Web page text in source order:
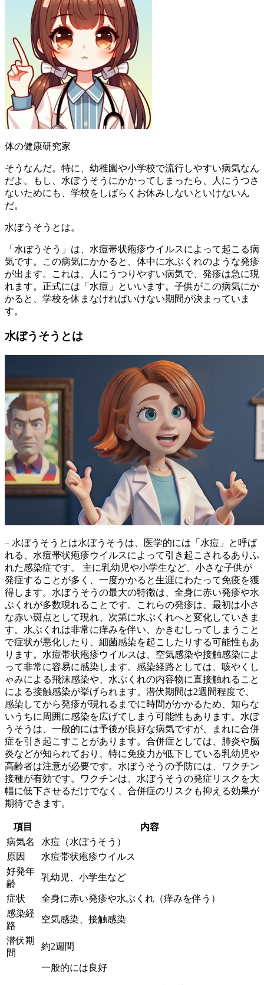
体の健康研究家
そうなんだ。特に、幼稚園や小学校で流行しやすい病気なん
だよ。もし、水ぼうそうにかかってしまったら、人にうつさ
ないためにも、学校をしばらくお休みしないといけないん
だ。
水ぼうそうとは。
「水ぼうそう」は、水痘帯状疱疹ウイルスによって起こる病
気です。この病気にかかると、体中に水ぶくれのような発疹
が出ます。これは、人にうつりやすい病気で、発疹は急に現
れます。正式には「水痘」といいます。子供がこの病気にか
かると、学校を休まなければいけない期間が決まっていま
す。
水ぼうそうとは
– 水ぼうそうとは水ぼうそうは、医学的には「水痘」と呼ば
れる、水痘帯状疱疹ウイルスによって引き起こされるありふ
れた感染症です。 主に乳幼児や小学生など、小さな子供が
発症することが多く
、一度かかると生涯にわたって免疫を獲
得します。水ぼうそうの最大の特徴は、 全身に赤い発疹や水
ぶくれが多数現れること です。これらの発疹は、最初は小さ
な赤い斑点として現れ、次第に水ぶくれへと変化していきま
す。水ぶくれは非常に痒みを伴い、かきむしってしまうこと
で症状が悪化したり、細菌感染を起こしたりする可能性もあ
ります。水痘帯状疱疹ウイルスは、 空気感染や接触感染によ
って非常に容易に感染 します。感染経路としては、咳やくし
ゃみによる飛沫感染や、水ぶくれの内容物に直接触れること
による接触感染が挙げられます。潜伏期間は2週間程度で、
感染してから発疹が現れるまでに時間がかかるため、知らな
いうちに周囲に感染を広げてしまう可能性もあります。 水ぼ
うそうは、一般的には予後が良好な病気ですが、まれに合併
症を引き起こすことがあります。合併症としては、肺炎や脳
炎などが知られており、特に免疫力が低下している乳幼児や
高齢者は注意が必要です。水ぼうそうの予防には、ワクチン
接種が有効です。ワクチンは、水ぼうそうの発症リスクを大
幅に低下させるだけでなく、合併症のリスクも抑える効果が
期待できます。
項目
内容
病気名
水痘（水ぼうそう）
原因
水痘帯状疱疹ウイルス
好発年
齢
乳幼児、小学生など
症状
全身に赤い発疹や水ぶくれ（痒みを伴う）
感染経
路
空気感染、接触感染
潜伏期
間
約2週間
一般的には良好